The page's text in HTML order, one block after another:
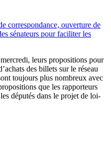
correspondance, ouverture de
sénateurs pour faciliter les
leurs propositions pour
des billets sur le réseau
toujours plus nombreux avec
que les rapporteurs
députés dans le projet de loi-